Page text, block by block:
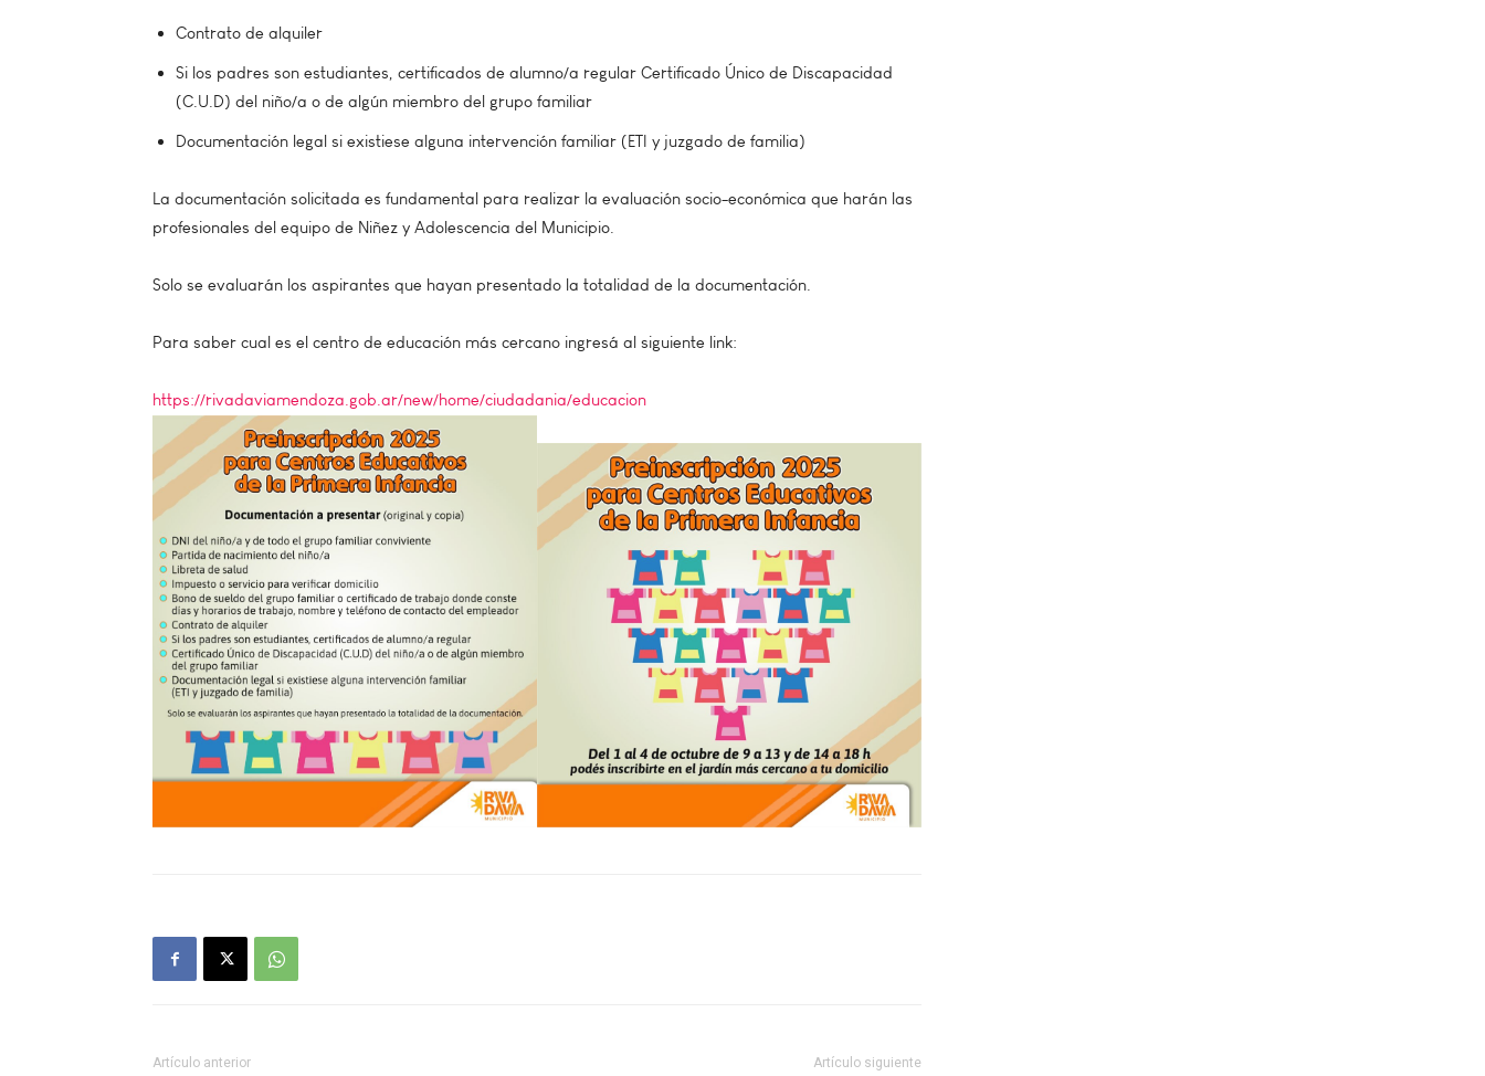
Contrato de alquiler
Si los padres son estudiantes, certificados de alumno/a regular Certificado Único de Discapacidad
(C.U.D) del niño/a o de algún miembro del grupo familiar
Documentación legal si existiese alguna intervención familiar (ETI y juzgado de familia)
La documentación solicitada es fundamental para realizar la evaluación socio-económica que harán las
profesionales del equipo de Niñez y Adolescencia del Municipio.
Solo se evaluarán los aspirantes que hayan presentado la totalidad de la documentación.
Para saber cual es el centro de educación más cercano ingresá al siguiente link:
https://rivadaviamendoza.gob.ar/new/home/ciudadania/educacion
Artículo anterior Artículo siguiente